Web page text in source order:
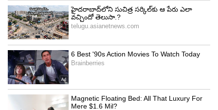
ముఖ్యంగా బేకరీ ఫుడ్స్, ఫ్రై చేసిన వాటిని ఎక్కువగా
తింటుంటారు. కానీ బరువు పెరగడానికి వీటిని అసలే
తినకూడదు. వీటివల్ల మీరు బరువు పెరగరు. కానీ మీ పొట్ట
మాత్రం పెరుగుతుంది.
5